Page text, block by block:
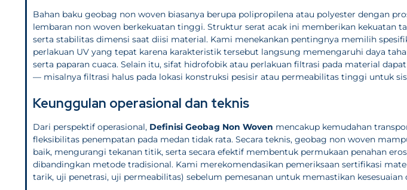
Bahan baku geobag non woven biasanya berupa polipropilena atau polyester dengan
lembaran non woven berkekuatan tinggi. Struktur serat acak ini memberikan kekuatan
serta stabilitas dimensi saat diisi material. Kami menekankan pentingnya memilih
perlakuan UV yang tepat karena karakteristik tersebut langsung memengaruhi daya
serta paparan cuaca. Selain itu, sifat hidrofobik atau perlakuan filtrasi pada material
— misalnya filtrasi halus pada lokasi konstruksi pesisir atau permeabilitas tinggi untuk
Keunggulan operasional dan teknis
Dari perspektif operasional, Definisi Geobag Non Woven mencakup kemudahan
fleksibilitas penempatan pada medan tidak rata. Secara teknis, geobag non woven
baik, mengurangi tekanan titik, serta secara efektif membentuk permukaan penahan
dibandingkan metode tradisional. Kami merekomendasikan pemeriksaan sertifikasi
tarik, uji penetrasi, uji permeabilitas) sebelum pemesanan untuk memastikan kesesuaian